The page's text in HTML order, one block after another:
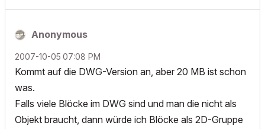
Anonymous
‎2007-10-05 07:08 PM
Kommt auf die DWG-Version an, aber 20 MB ist schon
was.
Falls viele Blöcke im DWG sind und man die nicht als
Objekt braucht, dann würde ich Blöcke als 2D-Gruppe